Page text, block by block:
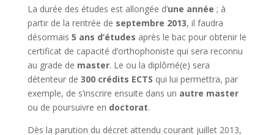
La durée des études est allongée d’une année ; à
partir de la rentrée de septembre 2013, il faudra
désormais 5 ans d’études après le bac pour obtenir le
certificat de capacité d’orthophoniste qui sera reconnu
au grade de master. Le ou la diplômé(e) sera
détenteur de 300 crédits ECTS qui lui permettra, par
exemple, de s’inscrire ensuite dans un autre master
ou de poursuivre en doctorat.
Dès la parution du décret attendu courant juillet 2013,